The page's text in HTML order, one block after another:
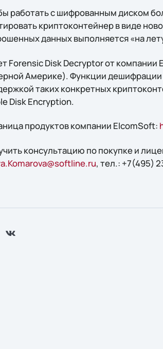
работать с шифрованным диском
криптоконтейнер в виде
данных выполняется «на
Forensic Disk Decryptor от
Америке). Функции дешифрации
таких конкретных
Disk Encryption.
продуктов компании ElcomSoft:
консультацию по покупке и
, тел.: +7(495)